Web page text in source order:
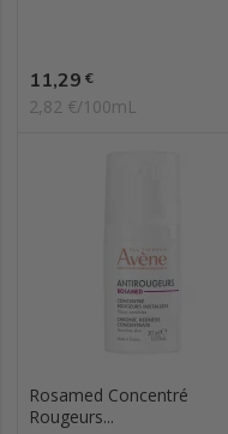
Prix
11,29 €
2,82 €/100mL
Rosamed Concentré
Rougeurs...